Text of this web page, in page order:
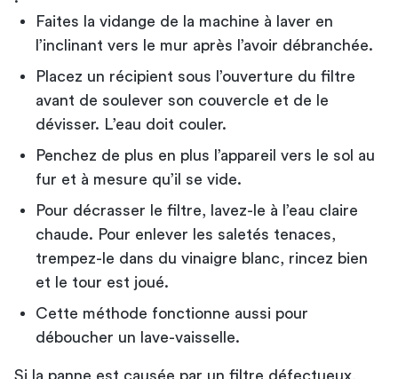
Faites la vidange de la machine à laver en
l’inclinant vers le mur après l’avoir débranchée.
Placez un récipient sous l’ouverture du filtre
avant de soulever son couvercle et de le
dévisser. L’eau doit couler.
Penchez de plus en plus l’appareil vers le sol au
fur et à mesure qu’il se vide.
Pour décrasser le filtre, lavez-le à l’eau claire
chaude. Pour enlever les saletés tenaces,
trempez-le dans du vinaigre blanc, rincez bien
et le tour est joué.
Cette méthode fonctionne aussi pour
déboucher un lave-vaisselle.
Si la panne est causée par un filtre défectueux,